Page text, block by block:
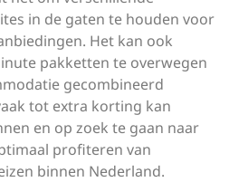
in de gaten te houden voor
Het kan ook
pakketten te overwegen
gecombineerd
tot extra korting kan
en op zoek te gaan naar
profiteren van
binnen Nederland.